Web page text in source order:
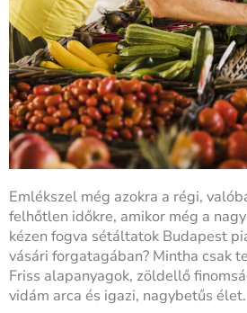
Emlékszel még azokra a régi,
felhőtlen időkre, amikor még a
kézen fogva sétáltatok Budapest
vásári forgatagában? Mintha csak
Friss alapanyagok, zöldellő
vidám arca és igazi, nagybetűs élet.